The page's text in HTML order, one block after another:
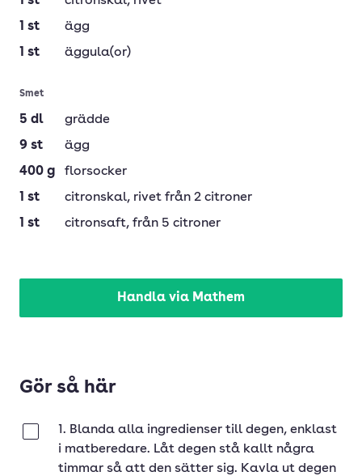
1 st
ägg
1 st äggula(or)
Smet
5 dl
grädde
9 st
ägg
400 g
florsocker
1 st citronskal, rivet från 2 citroner
1 st citronsaft, från 5 citroner
Handla via Mathem
Gör så här
1. Blanda alla ingredienser till degen, enklast
i matberedare. Låt degen stå kallt några
timmar så att den sätter sig. Kavla ut degen